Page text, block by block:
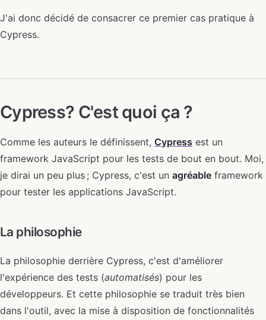
J'ai donc décidé de consacrer ce premier cas pratique à
Cypress.
Cypress? C'est quoi ça ?
Comme les auteurs le définissent, Cypress est un
framework JavaScript pour les tests de bout en bout. Moi,
je dirai un peu plus ; Cypress, c'est un agréable framework
pour tester les applications JavaScript.
La philosophie
La philosophie derrière Cypress, c'est d'améliorer
l'expérience des tests (automatisés) pour les
développeurs. Et cette philosophie se traduit très bien
dans l'outil, avec la mise à disposition de fonctionnalités